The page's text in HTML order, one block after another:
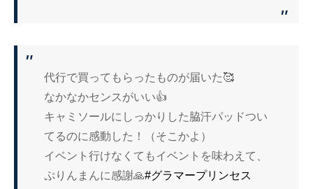
代行で買ってもらったものが届いた🥰
なかなかセンスがいい👍
キャミソールにしっかりした脇汗パッドつい
てるのに感動した！（そこかよ）
イベント行けなくてもイベントを味わえて、
ぷりんまんに感謝🙏#グラマープリンセス